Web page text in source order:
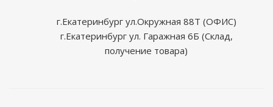
г.Екатеринбург ул.Окружная 88Т (ОФИС)
г.Екатеринбург ул. Гаражная 6Б (Склад,
получение товара)